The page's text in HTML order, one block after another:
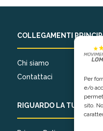
Per
e/o
sito.
COLLEGAMENTI
Chi siamo
Contattaci
RIGUARDO LA TUA